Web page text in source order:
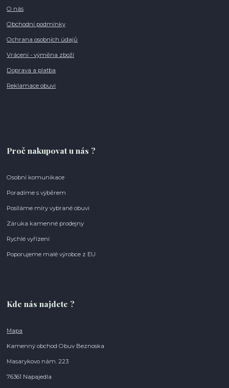
O nás
Obchodní podmínky
Ochrana osobních údajů
Vrácení - výměna zboží
Doprava a platba
Reklamace obuvi
Proč nakupovat u nás ?
Osobní komunikace
Poradíme s výběrem
Posíláme míry vybrané obuvi
Záruka kamenné prodejny
Rychlé vyřízení
Poporujeme malé výrobce z EU
Kde nás najdete ?
Mapa
Kamenný obchod Obuv Beznoska
Masarykovo nám. 223
76361 Napajedla